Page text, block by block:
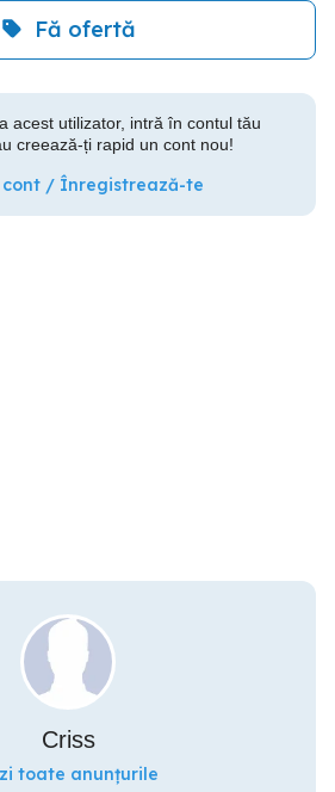
Fă ofertă
acest utilizator, intră în contul tău
creează-ți rapid un cont nou!
/ Înregistrează-te
Criss
toate anunțurile